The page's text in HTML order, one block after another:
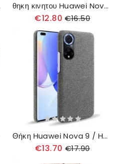
θηκη κινητου Huawei Nova 9 / Honor 50 Κάτοχος Κάρτας Ksq
€12.80 €16.50
Θήκη Huawei Nova 9 / Honor 50 Υφή Υφάσματος Ksq
€13.70 €17.90